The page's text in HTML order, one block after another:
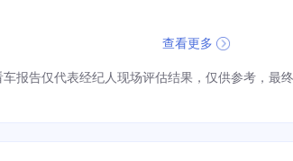
查看更多
车报告仅代表经纪人现场评估结果，仅供参考，最